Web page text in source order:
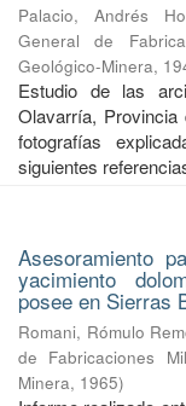
Palacio, Andrés
General de
Geológico-Minera,
Estudio de las
Olavarría,
fotografías
siguientes
Asesoramiento
yacimiento
posee en Sierras
Romani, Rómulo
de Fabricaciones
Minera, 1965)